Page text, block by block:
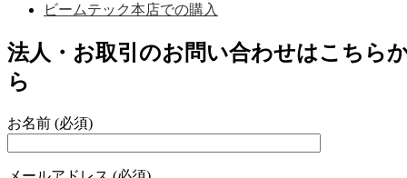
ビームテック本店での購入
法人・お取引のお問い合わせはこちら
ら
お名前 (必須)